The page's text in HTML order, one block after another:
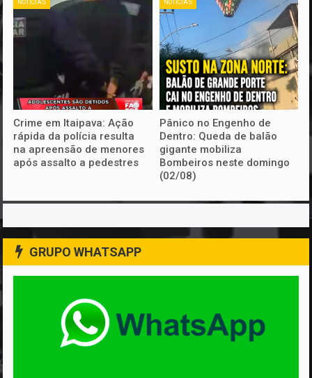
NOTICIAS
Crime em Itaipava: Ação
rápida da polícia resulta
na apreensão de menores
após assalto a pedestres
NOTICIAS
Pânico no Engenho de
Dentro: Queda de balão
gigante mobiliza
Bombeiros neste domingo
(02/08)
GRUPO WHATSAPP